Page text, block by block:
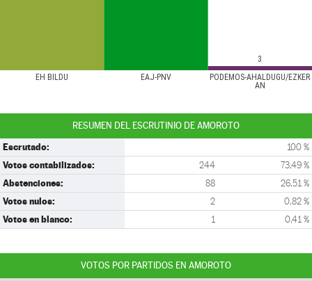
EH BILDU EAJ-PNV
PODEMOS-AHALDUGU/EZKER
AN
3
RESUMEN DEL ESCRUTINIO DE AMOROTO
Escrutado: 100 %
Votos contabilizados: 244 73,49 %
Abstenciones: 88 26,51 %
Votos nulos: 2 0,82 %
Votos en blanco: 1 0,41 %
VOTOS POR PARTIDOS EN AMOROTO